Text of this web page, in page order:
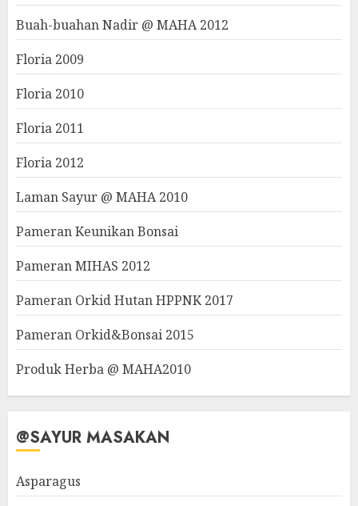
Buah-buahan Nadir @ MAHA 2012
Floria 2009
Floria 2010
Floria 2011
Floria 2012
Laman Sayur @ MAHA 2010
Pameran Keunikan Bonsai
Pameran MIHAS 2012
Pameran Orkid Hutan HPPNK 2017
Pameran Orkid&Bonsai 2015
Produk Herba @ MAHA2010
@SAYUR MASAKAN
Asparagus